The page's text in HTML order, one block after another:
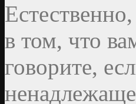
в том, что
говорите,